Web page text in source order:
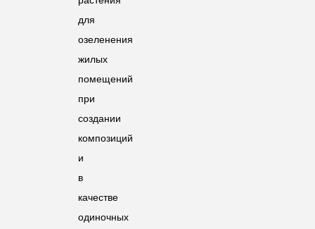
для
озеленения
жилых
помещений
при
создании
композиций
и
в
качестве
одиночных